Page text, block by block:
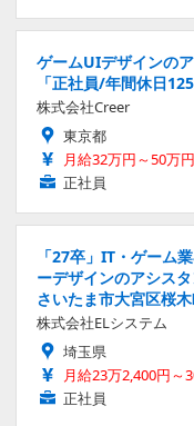
ゲームUIデザインの
「正社員/年間休日
株式会社Creer
東京都
月給32万円～50万円
正社員
「27卒」IT・ゲーム
ーデザインのアシス
さいたま市大宮区桜
株式会社ELシステム
埼玉県
月給23万2,400円～
正社員